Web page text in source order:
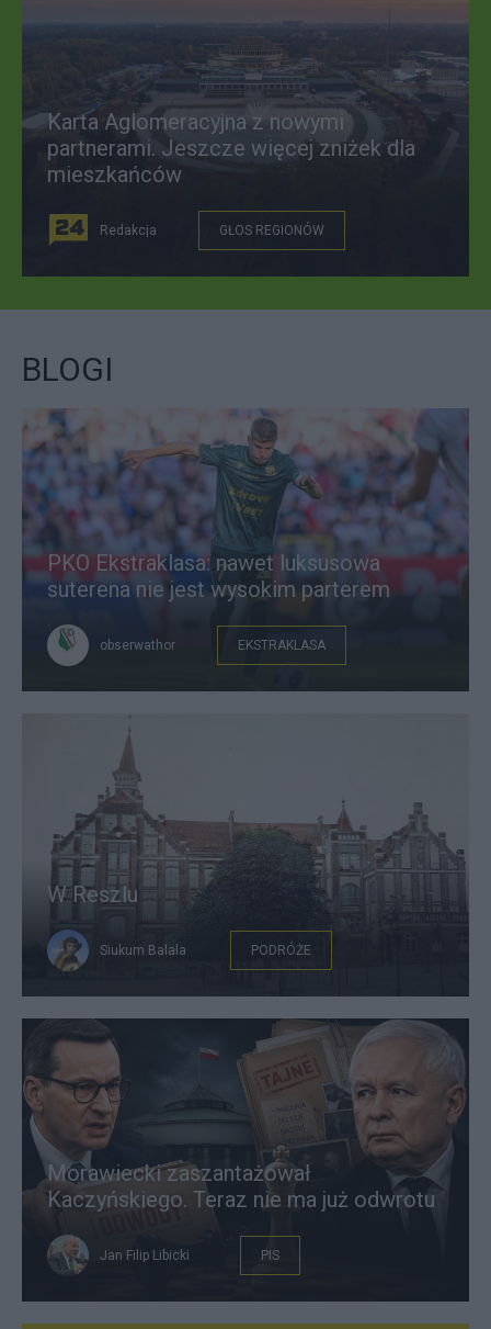
Karta Aglomeracyjna z nowymi
partnerami. Jeszcze więcej zniżek dla
mieszkańców
Redakcja GŁOS REGIONÓW
BLOGI
PKO Ekstraklasa: nawet luksusowa
suterena nie jest wysokim parterem
obserwathor EKSTRAKLASA
W Reszlu
Siukum Balala PODRÓŻE
Morawiecki zaszantażował
Kaczyńskiego. Teraz nie ma już odwrotu
Jan Filip Libicki PIS